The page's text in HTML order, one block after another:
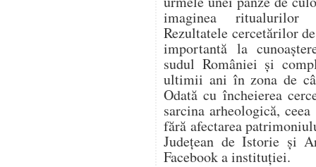
imaginea ritualurilor
Rezultatele cercetărilor
importantă la
sudul României și
ultimii ani în zona de
Odată cu încheierea
sarcina arheologică,
fără afectarea
Județean de Istorie și
Facebook a instituției.